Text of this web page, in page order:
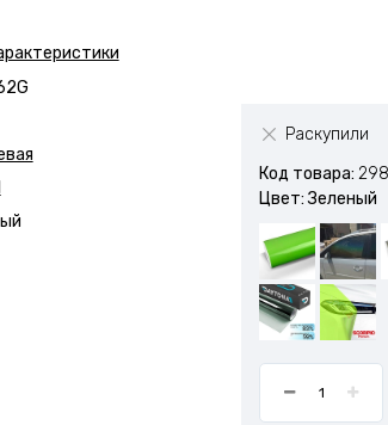
Раскупили
Код товара:
Цвет: Зеленый